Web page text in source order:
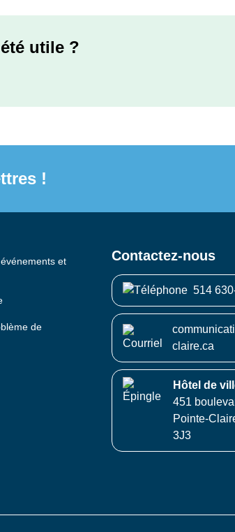
utile ?
!
et
de
Contactez-nous
514
claire.ca
Hôtel de
451
Pointe-
3J3